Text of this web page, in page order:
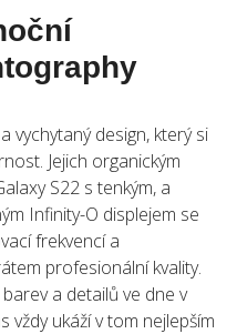
vychytaný design, který si
Jejich organickým
S22 s tenkým, a
Infinity-O displejem se
frekvencí a
profesionální kvality.
a detailů ve dne v
vždy ukáží v tom nejlepším